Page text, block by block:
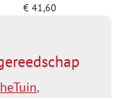
€41,60
,